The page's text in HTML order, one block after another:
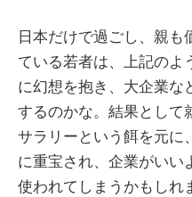
日本だけで過ごし、親も
ている若者は、上記のよ
に幻想を抱き、大企業な
するのかな。結果として
サラリーという餌を元に
に重宝され、企業がいい
使われてしまうかもしれ